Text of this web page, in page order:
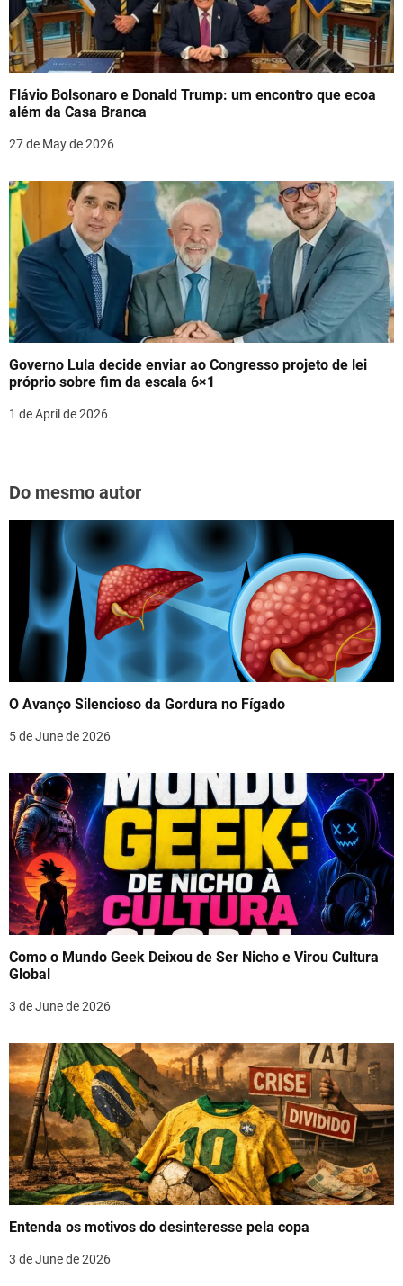
Flávio Bolsonaro e Donald Trump: um encontro que ecoa
além da Casa Branca
27 de May de 2026
Governo Lula decide enviar ao Congresso projeto de lei
próprio sobre fim da escala 6×1
1 de April de 2026
Do mesmo autor
O Avanço Silencioso da Gordura no Fígado
5 de June de 2026
Como o Mundo Geek Deixou de Ser Nicho e Virou Cultura
Global
3 de June de 2026
Entenda os motivos do desinteresse pela copa
3 de June de 2026